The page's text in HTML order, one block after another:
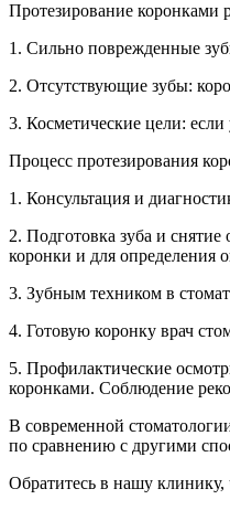
Протезирование коронками
1. Сильно поврежденные
2. Отсутствующие зубы:
3. Косметические цели:
Процесс протезирования
1. Консультация и
2. Подготовка зуба и
коронки и для определения
3. Зубным техником в
4. Готовую коронку врач
5. Профилактические
коронками. Соблюдение
В современной
по сравнению с другими
Обратитесь в нашу